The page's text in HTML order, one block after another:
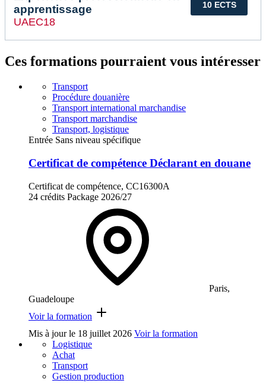
10 ECTS
apprentissage
UAEC18
Ces formations pourraient vous intéresser
Transport
Procédure douanière
Transport international marchandise
Transport marchandise
Transport, logistique
Entrée Sans niveau spécifique
Certificat de compétence Déclarant en douane
Certificat de compétence, CC16300A
24 crédits Package 2026/27
Paris,
Guadeloupe
Voir la formation
Mis à jour le 18 juillet 2026 Voir la formation
Logistique
Achat
Transport
Gestion production